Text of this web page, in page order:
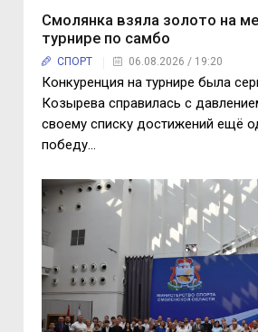
Смолянка взяла золото на
турнире по самбо
СПОРТ 06.08.2026 / 19:20
Конкуренция на турнире была
Козырева справилась с
своему списку достижений ещё
победу...